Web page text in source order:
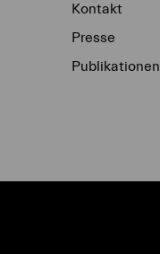
Kontakt
Presse
Publikationen